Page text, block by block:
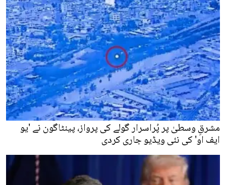
مشرقِ وسطیٰ پر پُراسرار گولے کی پرواز، پینٹاگون نے 'یو
ایف او' کی نئی ویڈیو جاری کردی